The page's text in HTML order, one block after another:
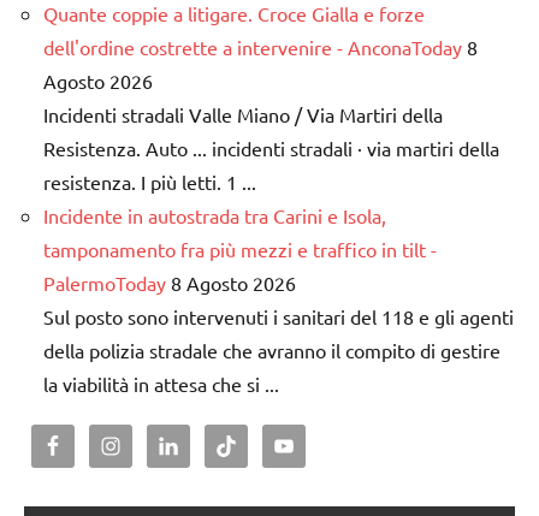
Quante coppie a litigare. Croce Gialla e forze
dell'ordine costrette a intervenire - AnconaToday 8
Agosto 2026
Incidenti stradali Valle Miano / Via Martiri della
Resistenza. Auto ... incidenti stradali · via martiri della
resistenza. I più letti. 1 ...
Incidente in autostrada tra Carini e Isola,
tamponamento fra più mezzi e traffico in tilt -
PalermoToday 8 Agosto 2026
Sul posto sono intervenuti i sanitari del 118 e gli agenti
della polizia stradale che avranno il compito di gestire
la viabilità in attesa che si ...